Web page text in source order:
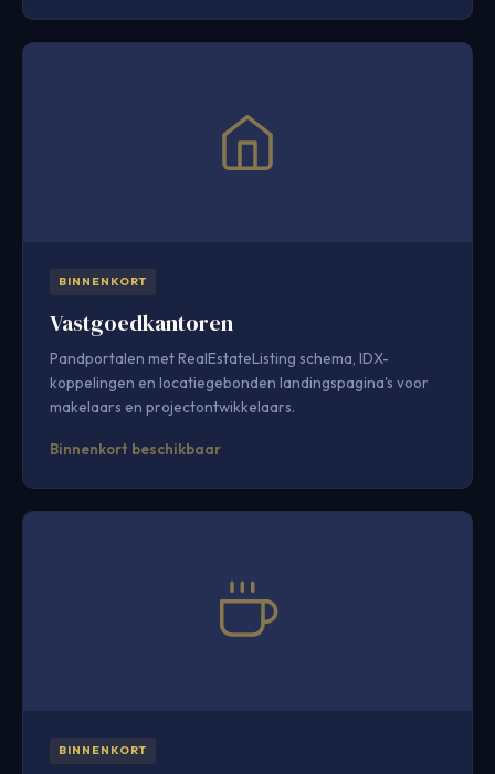
BINNENKORT
Vastgoedkantoren
Pandportalen met RealEstateListing schema, IDX-
koppelingen en locatiegebonden landingspagina's voor
makelaars en projectontwikkelaars.
Binnenkort beschikbaar
BINNENKORT